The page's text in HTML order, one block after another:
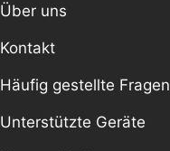
Über uns
Kontakt
Häufig gestellte Fragen
Unterstützte Geräte